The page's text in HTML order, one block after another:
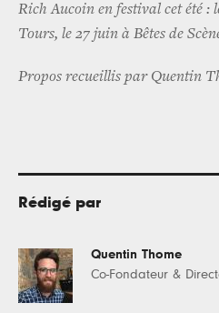
Rich Aucoin en festival cet été :
Tours, le 27 juin à Bêtes de
Propos recueillis par Quentin
Rédigé par
Quentin Thome
Co-Fondateur &